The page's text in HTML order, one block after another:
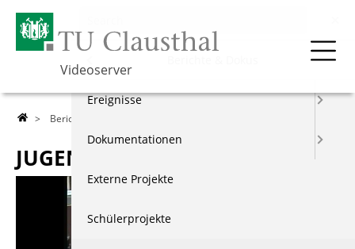
Videoserver
> Berichte & Dokus
JUGEND FORSCHT 2000
Über die TU
Forschung
Events & Vorträge
Ereignisse
Dokumentationen
Externe Projekte
Schülerprojekte